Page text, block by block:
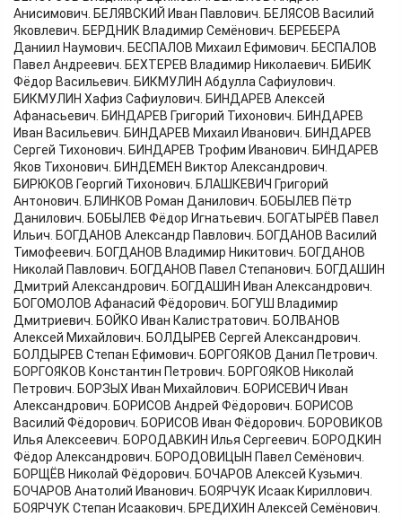
Анисимович. БЕЛЯВСКИЙ Иван Павлович. БЕЛЯСОВ Василий
Яковлевич. БЕРДНИК Владимир Семёнович. БЕРЕБЕРА
Даниил Наумович. БЕСПАЛОВ Михаил Ефимович. БЕСПАЛОВ
Павел Андреевич. БЕХТЕРЕВ Владимир Николаевич. БИБИК
Фёдор Васильевич. БИКМУЛИН Абдулла Сафиулович.
БИКМУЛИН Хафиз Сафиулович. БИНДАРЕВ Алексей
Афанасьевич. БИНДАРЕВ Григорий Тихонович. БИНДАРЕВ
Иван Васильевич. БИНДАРЕВ Михаил Иванович. БИНДАРЕВ
Сергей Тихонович. БИНДАРЕВ Трофим Иванович. БИНДАРЕВ
Яков Тихонович. БИНДЕМЕН Виктор Александрович.
БИРЮКОВ Георгий Тихонович. БЛАШКЕВИЧ Григорий
Антонович. БЛИНКОВ Роман Данилович. БОБЫЛЕВ Пётр
Данилович. БОБЫЛЕВ Фёдор Игнатьевич. БОГАТЫРЁВ Павел
Ильич. БОГДАНОВ Александр Павлович. БОГДАНОВ Василий
Тимофеевич. БОГДАНОВ Владимир Никитович. БОГДАНОВ
Николай Павлович. БОГДАНОВ Павел Степанович. БОГДАШИН
Дмитрий Александрович. БОГДАШИН Иван Александрович.
БОГОМОЛОВ Афанасий Фёдорович. БОГУШ Владимир
Дмитриевич. БОЙКО Иван Калистратович. БОЛВАНОВ
Алексей Михайлович. БОЛДЫРЕВ Сергей Александрович.
БОЛДЫРЕВ Степан Ефимович. БОРГОЯКОВ Данил Петрович.
БОРГОЯКОВ Константин Петрович. БОРГОЯКОВ Николай
Петрович. БОРЗЫХ Иван Михайлович. БОРИСЕВИЧ Иван
Александрович. БОРИСОВ Андрей Фёдорович. БОРИСОВ
Василий Фёдорович. БОРИСОВ Иван Фёдорович. БОРОВИКОВ
Илья Алексеевич. БОРОДАВКИН Илья Сергеевич. БОРОДКИН
Фёдор Александрович. БОРОДОВИЦЫН Павел Семёнович.
БОРЩЁВ Николай Фёдорович. БОЧАРОВ Алексей Кузьмич.
БОЧАРОВ Анатолий Иванович. БОЯРЧУК Исаак Кириллович.
БОЯРЧУК Степан Исаакович. БРЕДИХИН Алексей Семёнович.